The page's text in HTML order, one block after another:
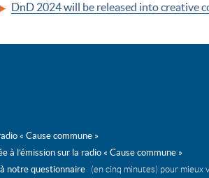
DnD 2024 will be released into creative
« Cause commune »
à l’émission sur la radio « Cause commune »
à notre questionnaire
(en cinq minutes) pour mieux